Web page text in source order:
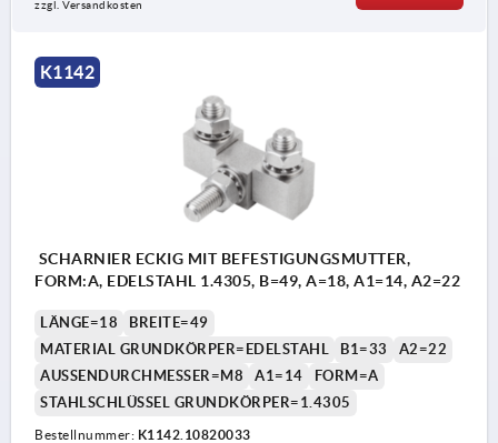
zzgl. Versandkosten
K1142
SCHARNIER ECKIG MIT BEFESTIGUNGSMUTTER,
FORM:A, EDELSTAHL 1.4305, B=49, A=18, A1=14, A2=22
LÄNGE=18
BREITE=49
MATERIAL GRUNDKÖRPER=EDELSTAHL
B1=33
A2=22
AUSSENDURCHMESSER=M8
A1=14
FORM=A
STAHLSCHLÜSSEL GRUNDKÖRPER=1.4305
Bestellnummer: K1142.10820033